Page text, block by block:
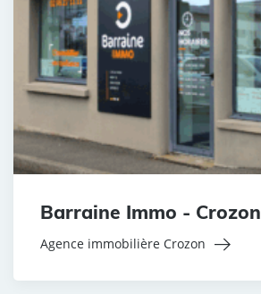
Barraine Immo - Crozon
Agence immobilière Crozon